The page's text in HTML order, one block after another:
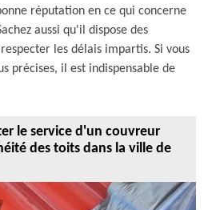
réputation en ce qui concerne
aussi qu'il dispose des
les délais impartis. Si vous
précises, il est indispensable de
le service d'un couvreur
des toits dans la ville de